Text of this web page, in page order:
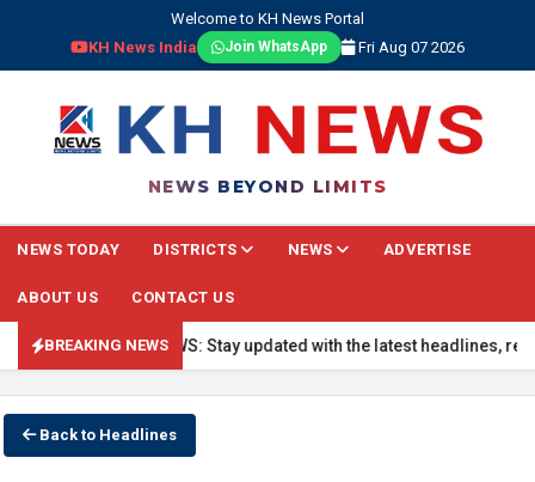
Welcome to KH News Portal
KH News India
Join WhatsApp Fri Aug 07 2026
NEWS BEYOND LIMITS
NEWS TODAY DISTRICTS NEWS ADVERTISE
ABOUT US CONTACT US
BREAKING NEWS
🔴 BREAKING NEWS: Stay updated with the latest headlines,
Back to Headlines